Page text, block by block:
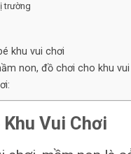
trường
khu vui chơi
non, đồ chơi cho khu
Vui Chơi